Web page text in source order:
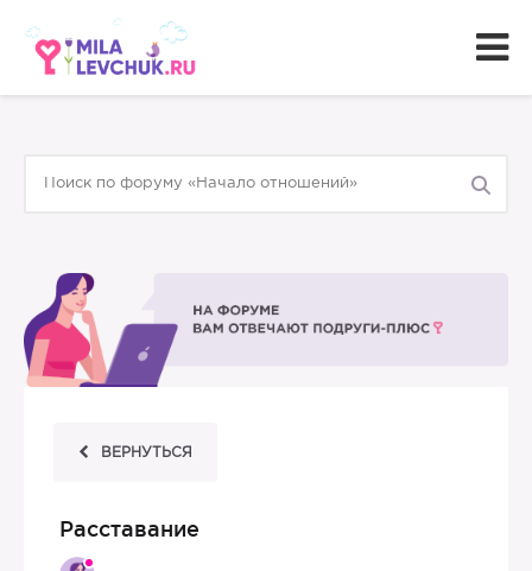
ВЕРНУТЬСЯ
Расставание